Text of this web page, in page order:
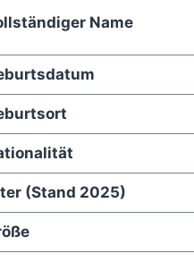
Name
(Stand 2025)